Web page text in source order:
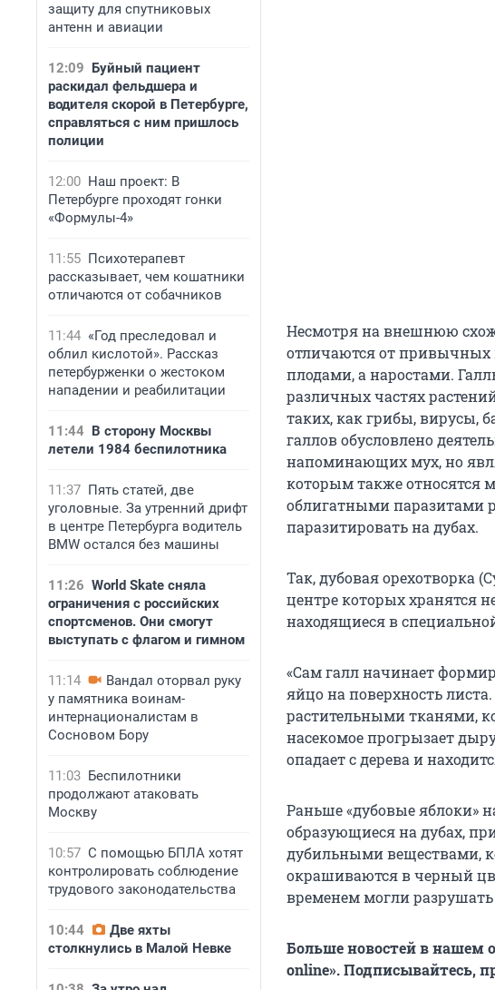
защиту для спутниковых
антенн и авиации
12:09 Буйный пациент
раскидал фельдшера и
водителя скорой в Петербурге,
справляться с ним пришлось
полиции
12:00 Наш проект: В
Петербурге проходят гонки
«Формулы-4»
11:55 Психотерапевт
рассказывает, чем кошатники
отличаются от собачников
11:44 «Год преследовал и
облил кислотой». Рассказ
петербурженки о жестоком
нападении и реабилитации
11:44 В сторону Москвы
летели 1984 беспилотника
11:37 Пять статей, две
уголовные. За утренний дрифт
в центре Петербурга водитель
BMW остался без машины
11:26 World Skate сняла
ограничения с российских
спортсменов. Они смогут
выступать с флагом и гимном
11:14
Вандал оторвал руку
у памятника воинам-
интернационалистам в
Сосновом Бору
11:03 Беспилотники
продолжают атаковать
Москву
10:57 С помощью БПЛА хотят
контролировать соблюдение
трудового законодательства
10:44
Две яхты
столкнулись в Малой Невке
Несмотря на внешнюю
отличаются от привычных
плодами, а наростами.
различных частях
таких, как грибы, вирусы,
галлов обусловлено
напоминающих мух, но
которым также относятся
облигатными паразитами
паразитировать на дубах.
Так, дубовая орехотворка
центре которых хранятся
находящиеся в
«Сам галл начинает
яйцо на поверхность
растительными тканями,
насекомое прогрызает
опадает с дерева и
Раньше «дубовые яблоки»
образующиеся на дубах,
дубильными веществами,
окрашиваются в черный
временем могли разрушать
Больше новостей в нашем
online». Подписывайтесь,